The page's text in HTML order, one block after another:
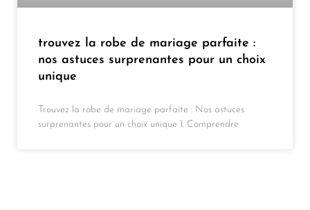
trouvez la robe de mariage parfaite :
nos astuces surprenantes pour un choix
unique
Trouvez la robe de mariage parfaite : Nos astuces
surprenantes pour un choix unique 1. Comprendre